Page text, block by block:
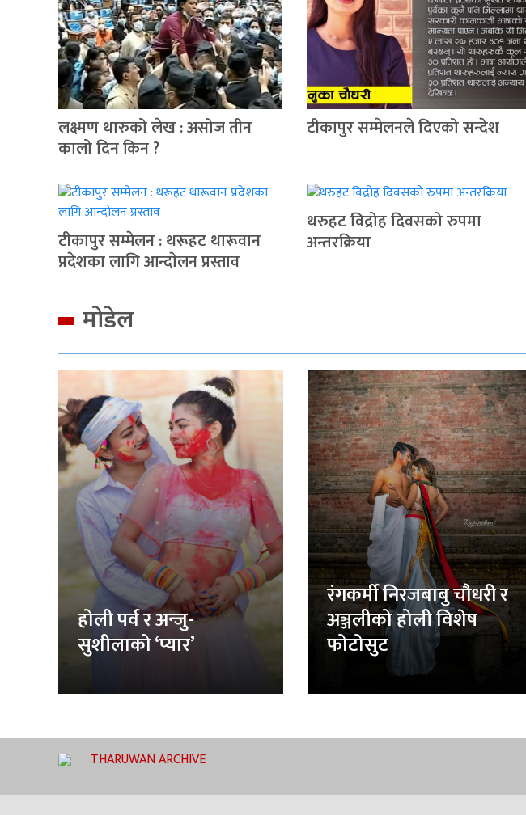
लक्ष्मण थारुको लेख : असोज तीन
कालो दिन किन ?
टीकापुर सम्मेलनले दिएको सन्देश
टीकापुर सम्मेलन : थरूहट थारूवान
प्रदेशका लागि आन्दाेलन प्रस्ताव
थरुहट विद्रोह दिवसको रुपमा
अन्तरक्रिया
मोडेल
होली पर्व र अन्जु-
सुशीलाको ‘प्यार’
रंगकर्मी निरजबाबु चौधरी र
अञ्जलीको होली विशेष
फोटोसुट
THARUWAN ARCHIVE